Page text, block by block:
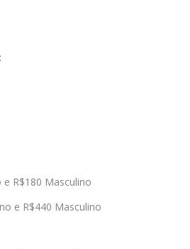
e R$180 Masculino
e R$440 Masculino